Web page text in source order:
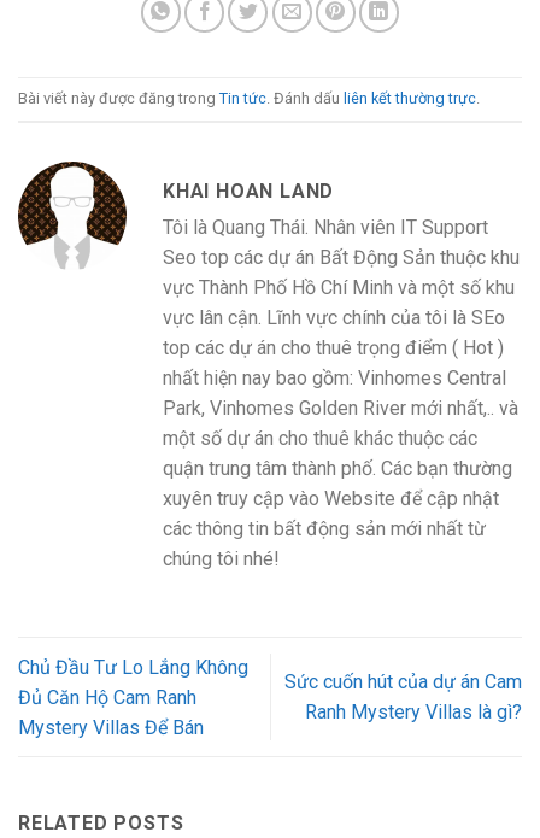
Bài viết này được đăng trong Tin tức . Đánh dấu liên kết thường trực
KHAI HOAN LAND
Tôi là Quang Thái. Nhân viên IT Support
Seo top các dự án Bất Động Sản thuộc khu
vực Thành Phố Hồ Chí Minh và một số khu
vực lân cận. Lĩnh vực chính của tôi là SEo
top các dự án cho thuê trọng điểm ( Hot )
nhất hiện nay bao gồm: Vinhomes Central
Park, Vinhomes Golden River mới nhất,.. và
một số dự án cho thuê khác thuộc các
quận trung tâm thành phố. Các bạn thường
xuyên truy cập vào Website để cập nhật
các thông tin bất động sản mới nhất từ
chúng tôi nhé!
Chủ Đầu Tư Lo Lắng Không
Đủ Căn Hộ Cam Ranh
Mystery Villas Để Bán
Sức cuốn hút của dự án Cam
Ranh Mystery Villas là gì?
RELATED POSTS